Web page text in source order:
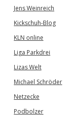
Jens Weinreich
Kickschuh-Blog
KLN online
Liga Parkdrei
Lizas Welt
Michael Schröder
Netzecke
Podbolzer